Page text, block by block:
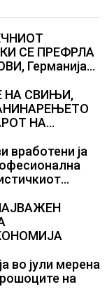
СЕ ПРЕФРЛА
Германија
и во недела
НА СВИЊИ,
НА
вработени ја
во јули мерена
на